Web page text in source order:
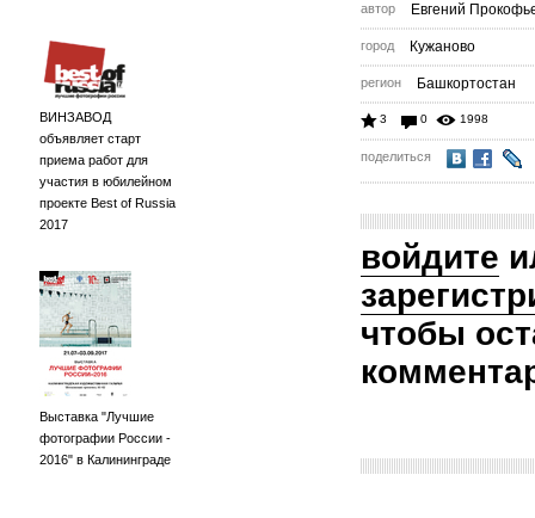
ВИНЗАВОД
объявляет старт
приема работ для
участия в юбилейном
проекте Best of Russia
2017
Выставка "Лучшие
фотографии России -
2016" в Калининграде
автор Евгений
город Кужаново
регион Башкортостан
3 0 1998
поделиться
войдите
чтобы